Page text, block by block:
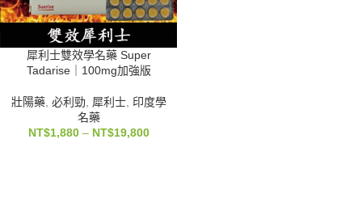
犀利士雙效學名藥 Super
Tadarise｜100mg加強版
壯陽藥, 必利勁, 犀利士, 印度學
名藥
NT$1,880 – NT$19,800